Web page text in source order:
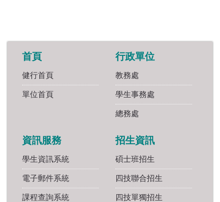
首頁
健行首頁
單位首頁
行政單位
教務處
學生事務處
總務處
資訊服務
學生資訊系統
電子郵件系統
課程查詢系統
招生資訊
碩士班招生
四技聯合招生
四技單獨招生